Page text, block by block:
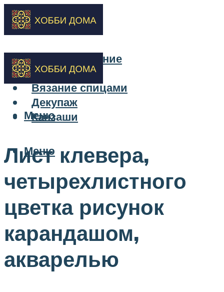
Бисероплетение
Вышивка
Вязание спицами
Декупаж
Канзаши
Меню
Меню
Лист клевера,
четырехлистного
цветка рисунок
карандашом,
акварелью